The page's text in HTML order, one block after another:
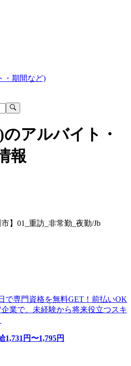
・期間など)
のアルバイト・
報
】01_重訪_非常勤_夜勤/Jb
で専門資格を無料GET！前払いOK
業で、未経験から将来役立つスキ
1,731 円〜1,795円